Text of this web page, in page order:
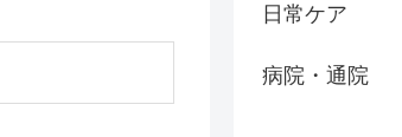
日常ケア
病院・通院